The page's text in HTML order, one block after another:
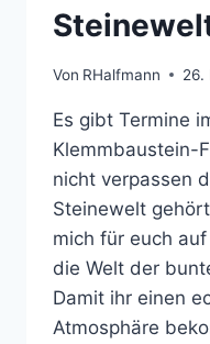
Von RHalfmann 26.
Es gibt Termine
Klemmbaustein-
nicht verpassen
Steinewelt
mich für euch
die Welt der
Damit ihr einen
Atmosphäre